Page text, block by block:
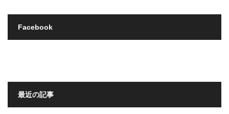
Facebook
最近の記事